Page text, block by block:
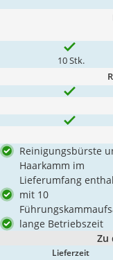
10 Stk.
Reinigungsbürste
Haarkamm im
Lieferumfang
mit 10
lange Betriebszeit
Zu
Lieferzeit